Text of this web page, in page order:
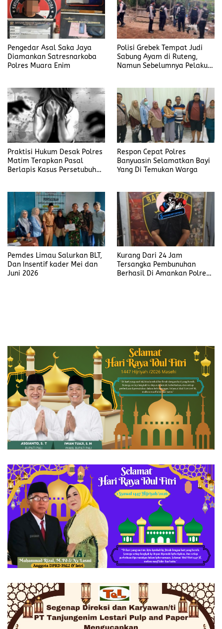
Pengedar Asal Saka Jaya
Diamankan Satresnarkoba
Polres Muara Enim
Polisi Grebek Tempat Judi
Sabung Ayam di Ruteng,
Namun Sebelumnya Pelaku
Praktisi Hukum Desak Polres
Matim Terapkan Pasal
Berlapis Kasus Persetubuhan
Respon Cepat Polres
Banyuasin Selamatkan Bayi
Yang Di Temukan Warga
Pemdes Limau Salurkan BLT,
Dan Insentif kader Mei dan
Juni 2026
Kurang Dari 24 Jam
Tersangka Pembunuhan
Berhasil Di Amankan Polres